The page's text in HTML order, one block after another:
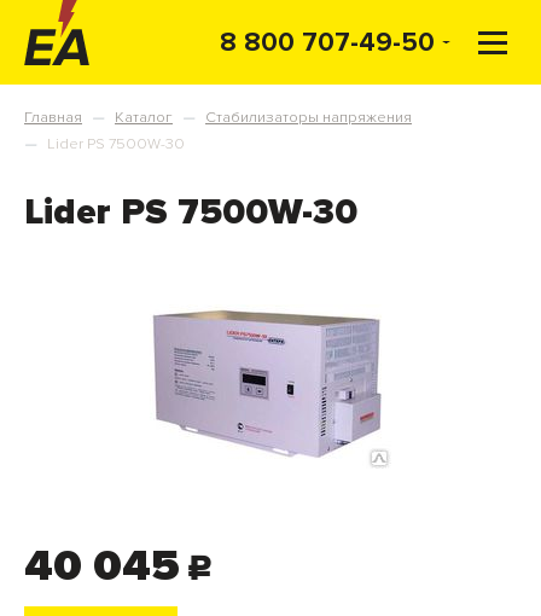
8 800 707-49-50
Главная — Каталог — Стабилизаторы напряжения
— Lider PS 7500W-30
Lider PS 7500W-30
40 045 c